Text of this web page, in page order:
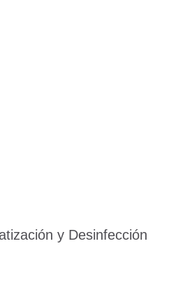
y Desinfección